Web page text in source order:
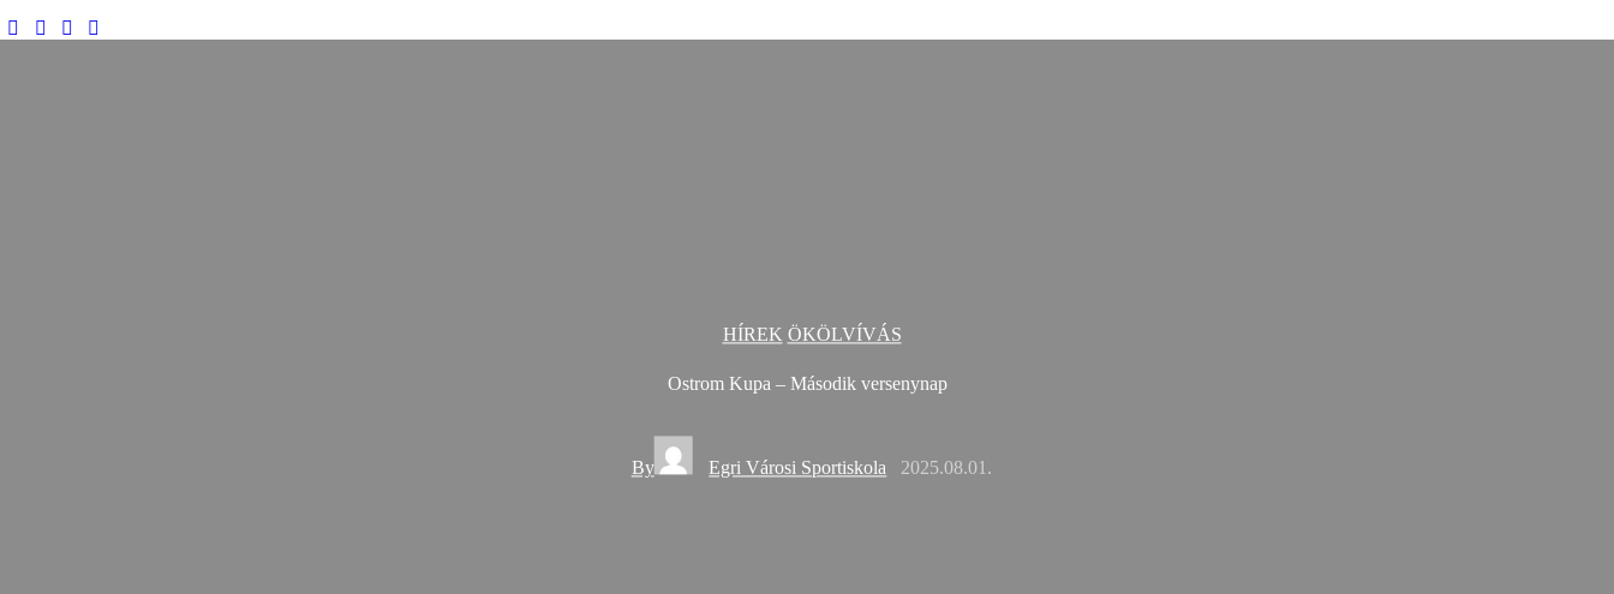
HÍREK ÖKÖLVÍVÁS
Ostrom Kupa – Második versenynap
By Egri Városi Sportiskola 2025.08.01.